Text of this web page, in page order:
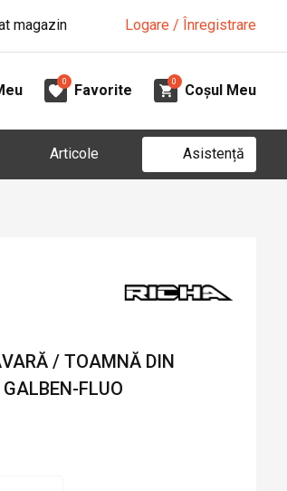
magazin Logare / Înregistrare
0
Favorite
0
Coșul Meu
Articole Asistență
/ TOAMNĂ DIN
FLUO